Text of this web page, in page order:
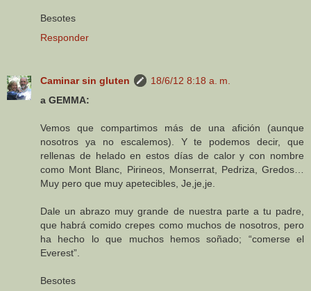
Besotes
Responder
Caminar sin gluten
18/6/12 8:18 a. m.
a GEMMA:
Vemos que compartimos más de una afición (aunque
nosotros ya no escalemos). Y te podemos decir, que
rellenas de helado en estos días de calor y con nombre
como Mont Blanc, Pirineos, Monserrat, Pedriza, Gredos…
Muy pero que muy apetecibles, Je,je,je.
Dale un abrazo muy grande de nuestra parte a tu padre,
que habrá comido crepes como muchos de nosotros, pero
ha hecho lo que muchos hemos soñado; “comerse el
Everest”.
Besotes